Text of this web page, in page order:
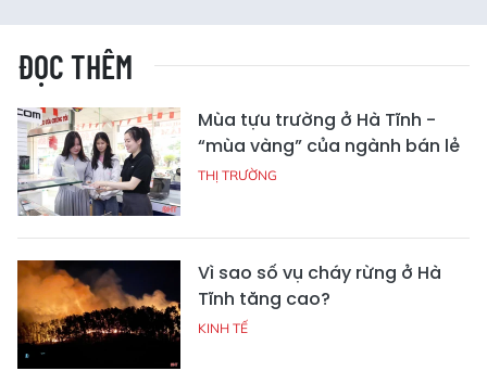
ĐỌC THÊM
Mùa tựu trường ở Hà Tĩnh -
“mùa vàng” của ngành bán lẻ
THỊ TRƯỜNG
Vì sao số vụ cháy rừng ở Hà
Tĩnh tăng cao?
KINH TẾ